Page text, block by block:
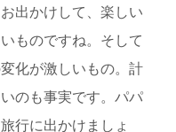
出かけして、楽しい
ものですね。そして
化が激しいもの。計
のも事実です。パパ
行に出かけましょ